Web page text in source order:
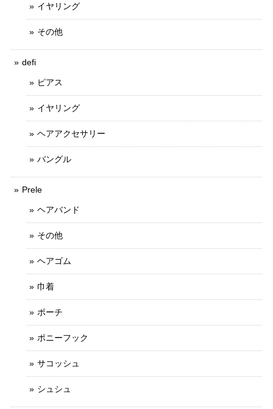
イヤリング
その他
defi
ピアス
イヤリング
ヘアアクセサリー
バングル
Prele
ヘアバンド
その他
ヘアゴム
巾着
ポーチ
ポニーフック
サコッシュ
シュシュ